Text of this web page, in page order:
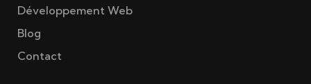
Développement Web
Blog
Contact